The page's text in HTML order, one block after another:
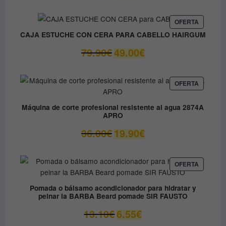
era:
9.80€.
es:
8.90€.
OFERTA
EN
CAJA ESTUCHE CON CERA PARA CABELLO HAIRGUM
79.90€ El
precio
era:
79.90€.
49.00€El
precio
es:
OFERTA
EN
Máquina de corte profesional resistente al agua 2874A
APRO
36.00€ El
precio
era:
36.00€.
19.90€El
precio
es:
19.90€.
OFERTA
EN
Pomada o bálsamo acondicionador para hidratar y
peinar la BARBA Beard pomade SIR FAUSTO
13.10€El
precio
6.55€El
precio